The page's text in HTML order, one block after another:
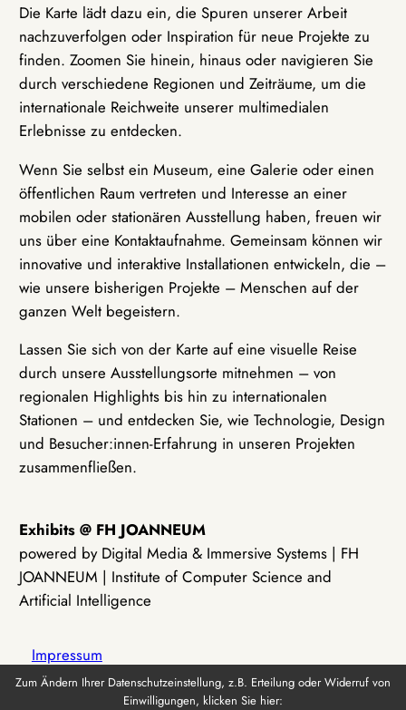
Die Karte lädt dazu ein, die Spuren unserer Arbeit
nachzuverfolgen oder Inspiration für neue Projekte zu
finden. Zoomen Sie hinein, hinaus oder navigieren Sie
durch verschiedene Regionen und Zeiträume, um die
internationale Reichweite unserer multimedialen
Erlebnisse zu entdecken.
Wenn Sie selbst ein Museum, eine Galerie oder einen
öffentlichen Raum vertreten und Interesse an einer
mobilen oder stationären Ausstellung haben, freuen wir
uns über eine Kontaktaufnahme. Gemeinsam können wir
innovative und interaktive Installationen entwickeln, die –
wie unsere bisherigen Projekte – Menschen auf der
ganzen Welt begeistern.
Lassen Sie sich von der Karte auf eine visuelle Reise
durch unsere Ausstellungsorte mitnehmen – von
regionalen Highlights bis hin zu internationalen
Stationen – und entdecken Sie, wie Technologie, Design
und Besucher:innen-Erfahrung in unseren Projekten
zusammenfließen.
Exhibits @ FH JOANNEUM
powered by Digital Media & Immersive Systems | FH
JOANNEUM | Institute of Computer Science and
Artificial Intelligence
Impressum
Zum Ändern Ihrer Datenschutzeinstellung, z.B. Erteilung oder Widerruf von
Einwilligungen, klicken Sie hier: